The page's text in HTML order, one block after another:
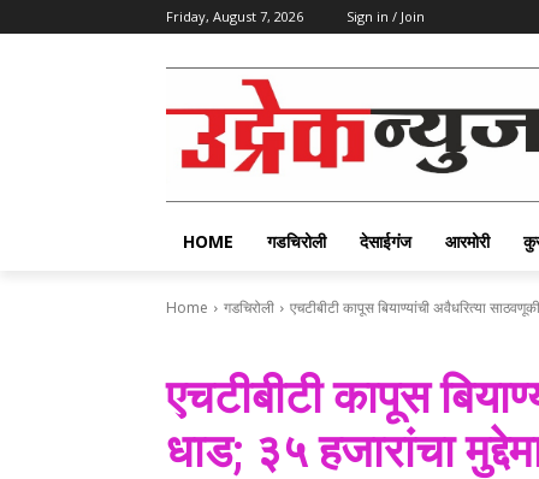
Friday, August 7, 2026 Sign in / Join
HOME गडचिरोली देसाईगंज आरमोरी
Home गडचिरोली एचटीबीटी कापूस बियाण्यांची अवैधरित्या
एचटीबीटी कापूस
धाड; ३५ हजारांचा